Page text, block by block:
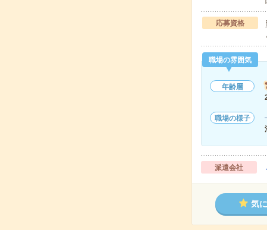
応募資格
職場の雰囲気
年齢層
職場の様子
派遣会社
気